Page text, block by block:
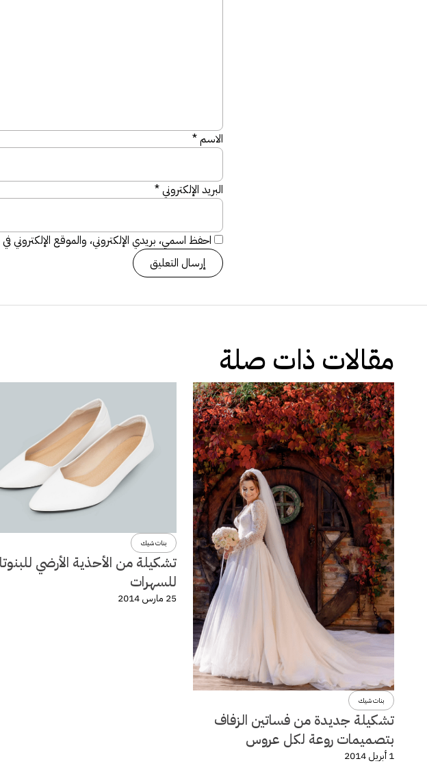
الاسم*
البريد الإلكتروني*
احفظ اسمي، بريدي الإلكتروني، والموقع الإلكتروني
مقالات ذات صلة
بنات شيك
تشكيلة جديدة من فساتين الزفاف
بتصميمات روعة لكل عروس
1 أبريل 2014
بنات شيك
تشكيلة من الأحذية الأرضي
للسهرات
25 مارس 2014